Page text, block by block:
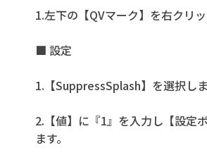
1.左下の【QVマーク】を右クリッ
■ 設定
1.【SuppressSplash】を選択しま
2.【値】に『1』を入力し【設定
ます。